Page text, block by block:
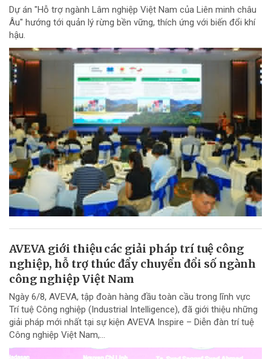
Dự án "Hỗ trợ ngành Lâm nghiệp Việt Nam của Liên minh châu
Âu" hướng tới quản lý rừng bền vững, thích ứng với biến đổi khí
hậu.
AVEVA giới thiệu các giải pháp trí tuệ công
nghiệp, hỗ trợ thúc đẩy chuyển đổi số ngành
công nghiệp Việt Nam
Ngày 6/8, AVEVA, tập đoàn hàng đầu toàn cầu trong lĩnh vực
Trí tuệ Công nghiệp (Industrial Intelligence), đã giới thiệu những
giải pháp mới nhất tại sự kiện AVEVA Inspire – Diễn đàn trí tuệ
Công nghiệp Việt Nam,...